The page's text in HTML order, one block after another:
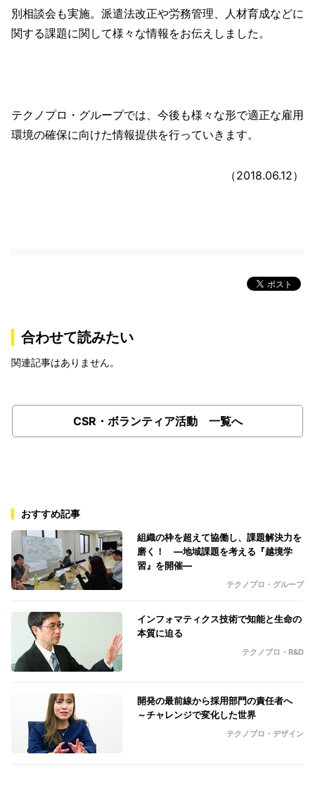
別相談会も実施。派遣法改正や労務管理、人材育成などに
関する課題に関して様々な情報をお伝えしました。
テクノプロ・グループでは、今後も様々な形で適正な雇用
環境の確保に向けた情報提供を行っていきます。
（2018.06.12）
合わせて読みたい
関連記事はありません。
CSR・ボランティア活動 一覧へ
おすすめ記事
組織の枠を超えて協働し、課題解決力を
磨く！ ―地域課題を考える『越境学
習』を開催―
テクノプロ・グループ
インフォマティクス技術で知能と生命の
本質に迫る
テクノプロ・R&D
開発の最前線から採用部門の責任者へ
～チャレンジで変化した世界
テクノプロ・デザイン